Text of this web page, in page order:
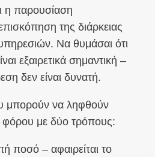
η παρουσίαση
της διάρκειας
Να θυμάσαι ότι
εξαιρετικά σημαντική –
δεν είναι δυνατή.
μπορούν να ληφθούν
με δύο τρόπους:
ποσό – αφαιρείται το